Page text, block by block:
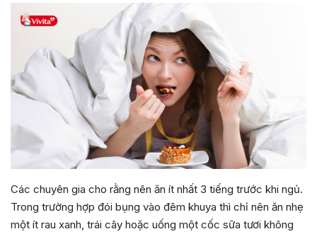
Các chuyên gia cho rằng nên ăn ít nhất 3 tiếng trước khi ngủ.
Trong trường hợp đói bụng vào đêm khuya thì chỉ nên ăn nhẹ
một ít rau xanh, trái cây hoặc uống một cốc sữa tươi không